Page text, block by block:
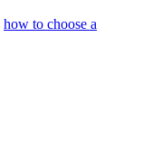
how to choose a